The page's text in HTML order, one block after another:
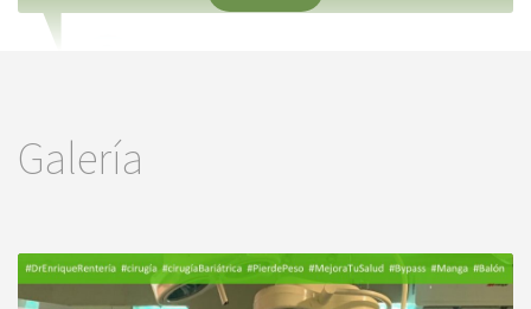
Excelente explicación, clara y concisa. Muy
fuera solo un gordo más
Galería